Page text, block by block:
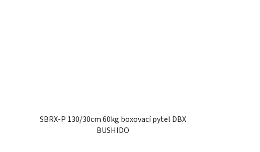
SBRX-P 130/30cm 60kg boxovací pytel DBX
BUSHIDO